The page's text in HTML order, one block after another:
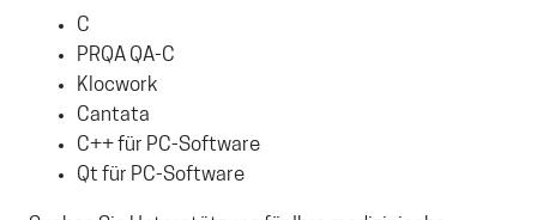
C
PRQA QA-C
Klocwork
Cantata
C++ für PC-Software
Qt für PC-Software